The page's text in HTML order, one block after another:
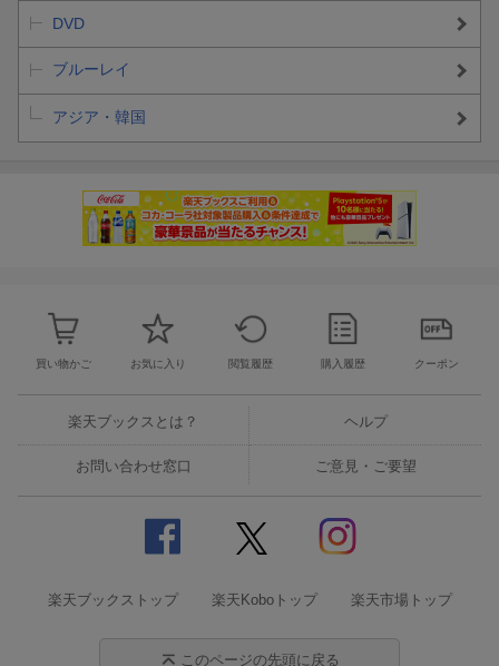
DVD
ブルーレイ
アジア・韓国
買い物かご お気に入り 閲覧履歴 購入履歴 クーポン
楽天ブックスとは？ ヘルプ
お問い合わせ窓口 ご意見・ご要望
楽天ブックストップ 楽天Koboトップ 楽天市場トップ
このページの先頭に戻る